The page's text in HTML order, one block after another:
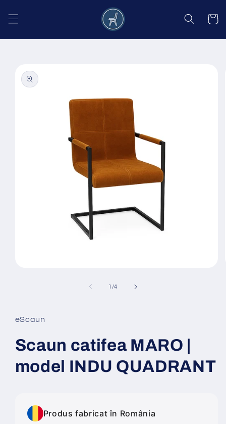
conținut
Coș
informațiile
despre
produs
fereastră
modală
1 /din
4
eScaun
Scaun catifea MARO |
model INDU QUADRANT
Produs fabricat în România